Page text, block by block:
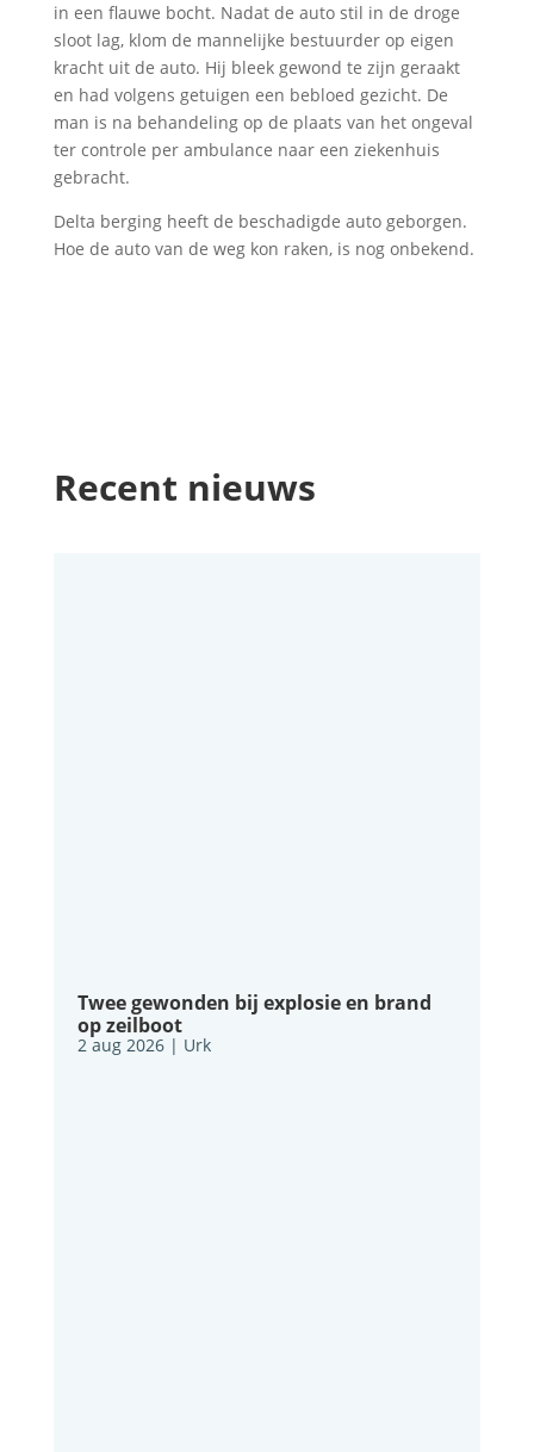
in een flauwe bocht. Nadat de auto stil in de droge
sloot lag, klom de mannelijke bestuurder op eigen
kracht uit de auto. Hij bleek gewond te zijn geraakt
en had volgens getuigen een bebloed gezicht. De
man is na behandeling op de plaats van het ongeval
ter controle per ambulance naar een ziekenhuis
gebracht.
Delta berging heeft de beschadigde auto geborgen.
Hoe de auto van de weg kon raken, is nog onbekend.
Recent nieuws
Twee gewonden bij explosie en brand
op zeilboot
2 aug 2026| Urk